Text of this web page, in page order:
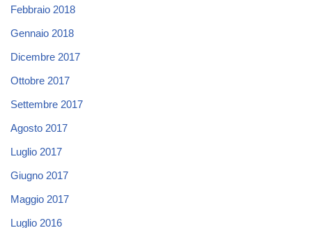
Febbraio 2018
Gennaio 2018
Dicembre 2017
Ottobre 2017
Settembre 2017
Agosto 2017
Luglio 2017
Giugno 2017
Maggio 2017
Luglio 2016